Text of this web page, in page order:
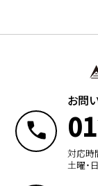
お問
対応時
土曜・